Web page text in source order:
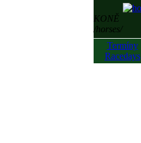
KONĚ
/horses/
Termíny
Racedays